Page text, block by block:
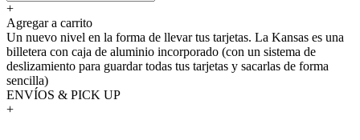
+
Agregar a carrito
Un nuevo nivel en la forma de llevar tus tarjetas. La Kansas es una
billetera con caja de aluminio incorporado (con un sistema de
deslizamiento para guardar todas tus tarjetas y sacarlas de forma
sencilla)
ENVÍOS & PICK UP
+